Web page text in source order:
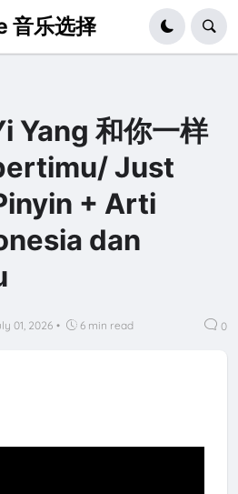
音乐选择
Yang 和你一样
Just
+ Arti
dan
01, 2026 • 6 min read 0